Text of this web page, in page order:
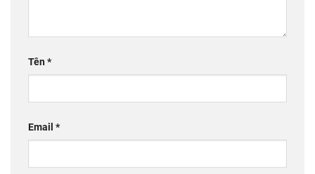
Tên*
Email *